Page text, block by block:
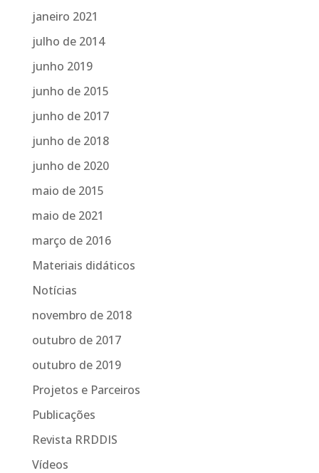
janeiro 2021
julho de 2014
junho 2019
junho de 2015
junho de 2017
junho de 2018
junho de 2020
maio de 2015
maio de 2021
março de 2016
Materiais didáticos
Notícias
novembro de 2018
outubro de 2017
outubro de 2019
Projetos e Parceiros
Publicações
Revista RRDDIS
Vídeos